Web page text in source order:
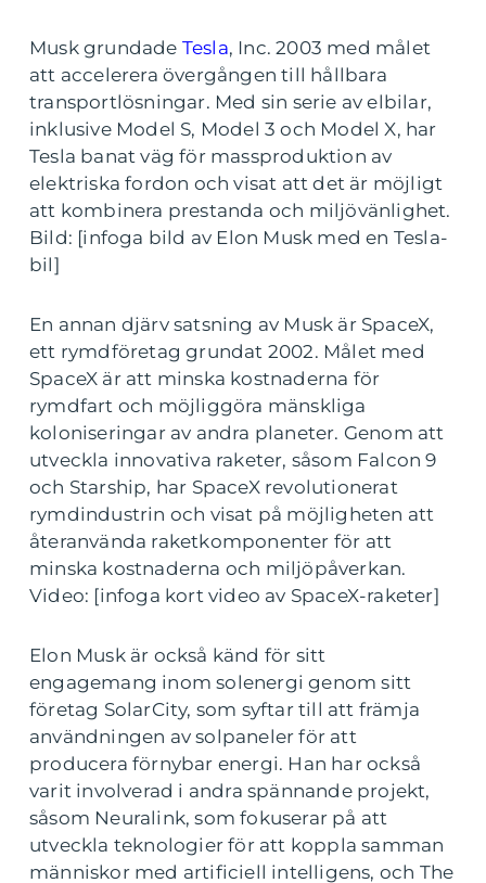
Musk grundade Tesla, Inc. 2003 med målet
att accelerera övergången till hållbara
transportlösningar. Med sin serie av elbilar,
inklusive Model S, Model 3 och Model X, har
Tesla banat väg för massproduktion av
elektriska fordon och visat att det är möjligt
att kombinera prestanda och miljövänlighet.
Bild: [infoga bild av Elon Musk med en Tesla-
bil]
En annan djärv satsning av Musk är SpaceX,
ett rymdföretag grundat 2002. Målet med
SpaceX är att minska kostnaderna för
rymdfart och möjliggöra mänskliga
koloniseringar av andra planeter. Genom att
utveckla innovativa raketer, såsom Falcon 9
och Starship, har SpaceX revolutionerat
rymdindustrin och visat på möjligheten att
återanvända raketkomponenter för att
minska kostnaderna och miljöpåverkan.
Video: [infoga kort video av SpaceX-raketer]
Elon Musk är också känd för sitt
engagemang inom solenergi genom sitt
företag SolarCity, som syftar till att främja
användningen av solpaneler för att
producera förnybar energi. Han har också
varit involverad i andra spännande projekt,
såsom Neuralink, som fokuserar på att
utveckla teknologier för att koppla samman
människor med artificiell intelligens, och The